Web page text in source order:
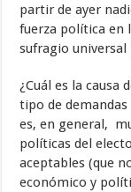
partir de ayer
fuerza política en
sufragio
¿Cuál es la causa
tipo de
es, en general,
políticas del
aceptables (que
económico y